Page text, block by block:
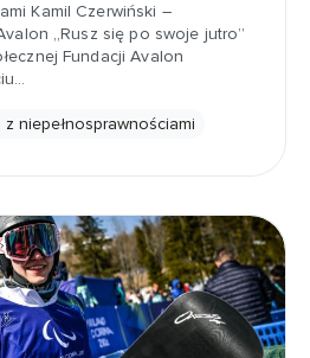
Kamil Czerwiński –
„Rusz się po swoje jutro”
Fundacji Avalon
niepełnosprawnościami